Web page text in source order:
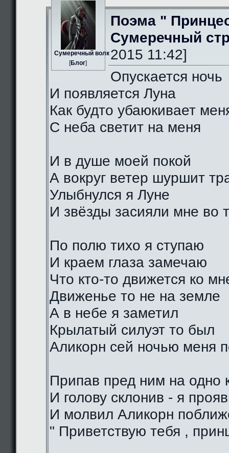
Сумеречный волк
[Блог]
Поэма "
Сумеречный
2015 11:42]
Опускается ночь
И появляется Луна
Как будто убаюкивает
С неба светит на меня
И в душе моей покой
А вокруг ветер шуршит
Улыбнулся я Луне
И звёзды засияли мне во
По полю тихо я ступаю
И краем глаза замечаю
Что кто-то движется ко
Движенье то не на земле
А в небе я заметил
Крылатый силуэт то был
Аликорн сей ночью меня
Припав пред ним на одно
И голову склонив - я
И молвил Аликорн
" Приветствую тебя ,